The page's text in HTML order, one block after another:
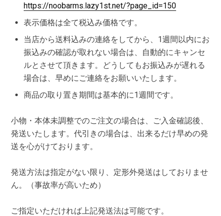
https://noobarms.lazy1st.net/?page_id=150
表示価格は全て税込み価格です。
当店から送料込みの連絡をしてから、1週間以内にお
振込みの確認が取れない場合は、自動的にキャンセ
ルとさせて頂きます。どうしてもお振込みが遅れる
場合は、早めにご連絡をお願いいたします。
商品の取り置き期間は基本的に1週間です。
小物・本体未調整でのご注文の場合は、ご入金確認後、
発送いたします。代引きの場合は、出来るだけ早めの発
送を心がけております。
発送方法は指定がない限り、定形外発送はしておりませ
ん。（事故率が高いため）
ご指定いただければ上記発送法は可能です。